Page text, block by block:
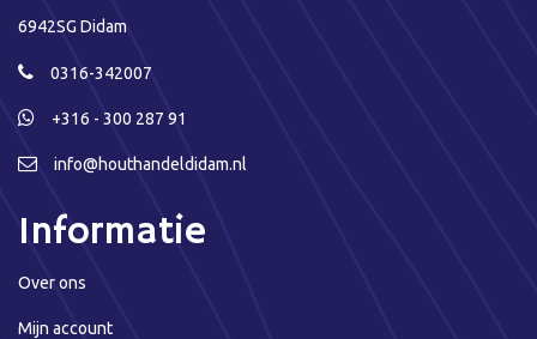
6942SG Didam
0316-342007
+316 - 300 287 91
info@houthandeldidam.nl
Informatie
Over ons
Mijn account